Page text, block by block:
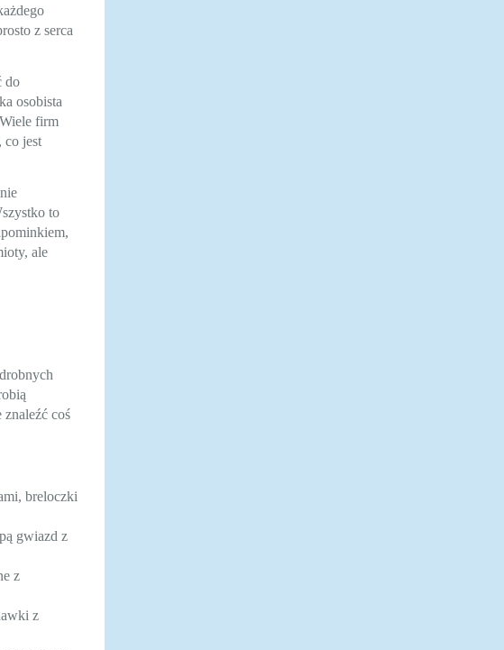
z serca
do
osobista
firm
co jest
to
ale
coś
breloczki
gwiazd z
z
z